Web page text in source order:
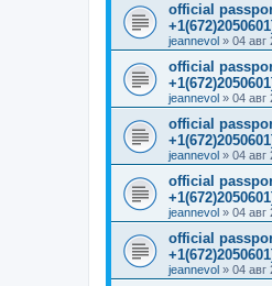
official
jeannevol » 04 авг
official
jeannevol » 04 авг
official
jeannevol » 04 авг
official
jeannevol » 04 авг
official
jeannevol » 04 авг